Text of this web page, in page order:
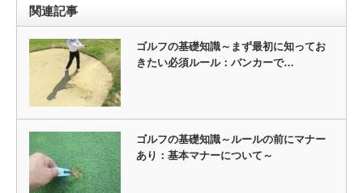
関連記事
ゴルフの基礎知識～まず最初に知ってお
きたい必須ルール：バンカーで…
ゴルフの基礎知識～ルールの前にマナー
あり：基本マナーについて～